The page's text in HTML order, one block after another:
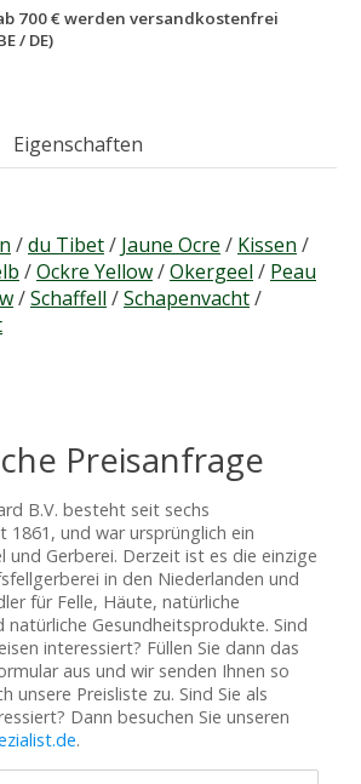
700 € werden versandkostenfrei
/ DE)
Eigenschaften
/du Tibet/ Jaune Ocre / Kissen /
/Ockre Yellow/Okergeel / Peau
/Schaffell /Schapenvacht/
Preisanfrage
B.V. besteht seit sechs
1861, und war ursprünglich ein
und Gerberei. Derzeit ist es die einzige
in den Niederlanden und
für Felle, Häute, natürliche
natürliche Gesundheitsprodukte. Sind
interessiert? Füllen Sie dann das
aus und wir senden Ihnen so
unsere Preisliste zu. Sind Sie als
Dann besuchen Sie unseren
.